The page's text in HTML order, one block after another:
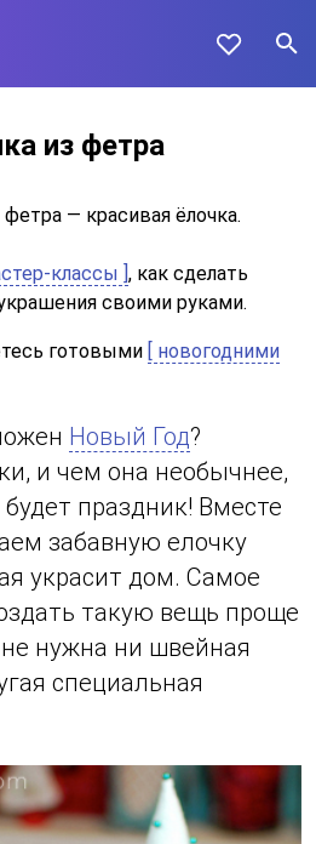
из фетра
— красивая ёлочка.
классы ], как сделать
своими руками.
готовыми [ новогодними
Новый Год?
и чем она необычнее,
праздник! Вместе
забавную елочку
украсит дом. Самое
такую вещь проще
нужна ни швейная
специальная